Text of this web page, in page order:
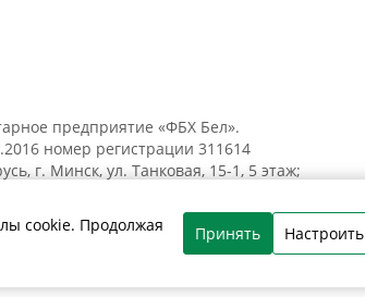
предприятие «ФБХ Бел».
номер регистрации 311614
г. Минск, ул. Танковая, 15-1, 5 этаж;
cookie. Продолжая
Принять Настроить